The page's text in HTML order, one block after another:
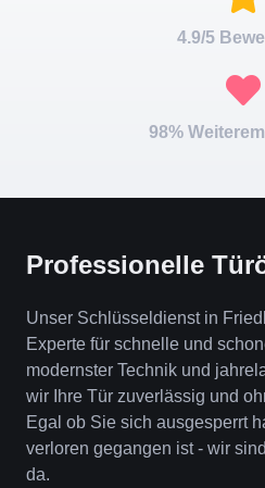
4.9/5
98%
Professionelle
Unser Schlüsseldienst in
Experte für schnelle und
modernster Technik und
wir Ihre Tür zuverlässig und
Egal ob Sie sich ausgesperrt
verloren gegangen ist - wir
da.